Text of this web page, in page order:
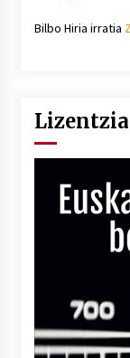
Bilbo Hiria irratia